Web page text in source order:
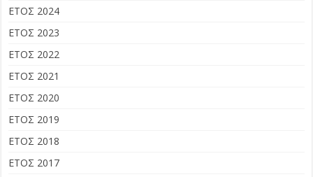
ΕΤΟΣ 2024
ΕΤΟΣ 2023
ΕΤΟΣ 2022
ΕΤΟΣ 2021
ΕΤΟΣ 2020
ΕΤΟΣ 2019
ΕΤΟΣ 2018
ΕΤΟΣ 2017